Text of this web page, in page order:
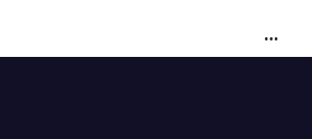
blanca en la ruta 168